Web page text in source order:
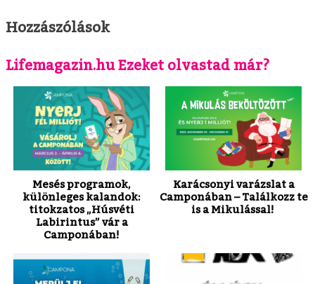
Hozzászólások
Lifemagazin.hu Ezeket olvastad már?
Mesés programok,
különleges kalandok:
titokzatos „Húsvéti
Labirintus” vár a
Camponában!
Karácsonyi varázslat a
Camponában – Találkozz te
is a Mikulással!